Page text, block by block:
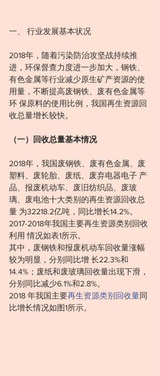
一、 行业发展基本状况
2018年，随着污染防治攻坚战持续推
进，环保督查力度进一步加大，钢铁、
有色金属等行业减少原生矿产资源的使
用量，不断提高废钢铁、废有色金属等
环 保原料的使用比例，我国再生资源回
收总量增长较快。
（一）回收总量基本情况
2018年，我国废钢铁、废有色金属、废
塑料、废轮胎、废纸、废弃电器电子 产
品、报废机动车、废旧纺织品、废玻
璃、废电池十大类别的再生资源回收总
量 为32218.2亿吨，同比增长14.2%。
2017-2018年我国主要再生资源类别回收
利用 情况如表1所示。
其中，废钢铁和报废机动车回收量涨幅
较为明显，分别同比增 长22.3%和
14.4%；废纸和废玻璃回收量出现下滑，
分别同比减少6.1%和2.8%。
2018 年我国主要再生资源类别回收量同
比增长情况如图1所示。